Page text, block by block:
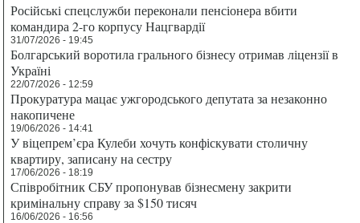
Російські спецслужби переконали пенсіонера вбити
командира 2-го корпусу Нацгвардії
31/07/2026 - 19:45
Болгарський воротила грального бізнесу отримав ліцензії в
Україні
22/07/2026 - 12:59
Прокуратура мацає ужгородського депутата за незаконно
накопичене
19/06/2026 - 14:41
У віцепрем’єра Кулеби хочуть конфіскувати столичну
квартиру, записану на сестру
17/06/2026 - 18:19
Співробітник СБУ пропонував бізнесмену закрити
кримінальну справу за $150 тисяч
16/06/2026 - 16:56